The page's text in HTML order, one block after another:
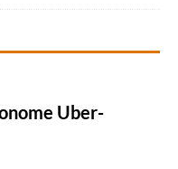
Uber-